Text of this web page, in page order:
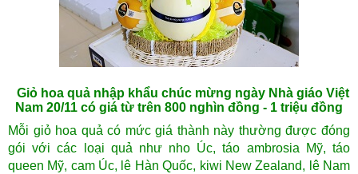
Giỏ hoa quả nhập khẩu chúc mừng ngày Nhà giáo Việt
Nam 20/11 có giá từ trên 800 nghìn đồng - 1 triệu đồng
Mỗi giỏ hoa quả có mức giá thành này thường được đóng
gói với các loại quả như nho Úc, táo ambrosia Mỹ, táo
queen Mỹ, cam Úc, lê Hàn Quốc, kiwi New Zealand, lê Nam